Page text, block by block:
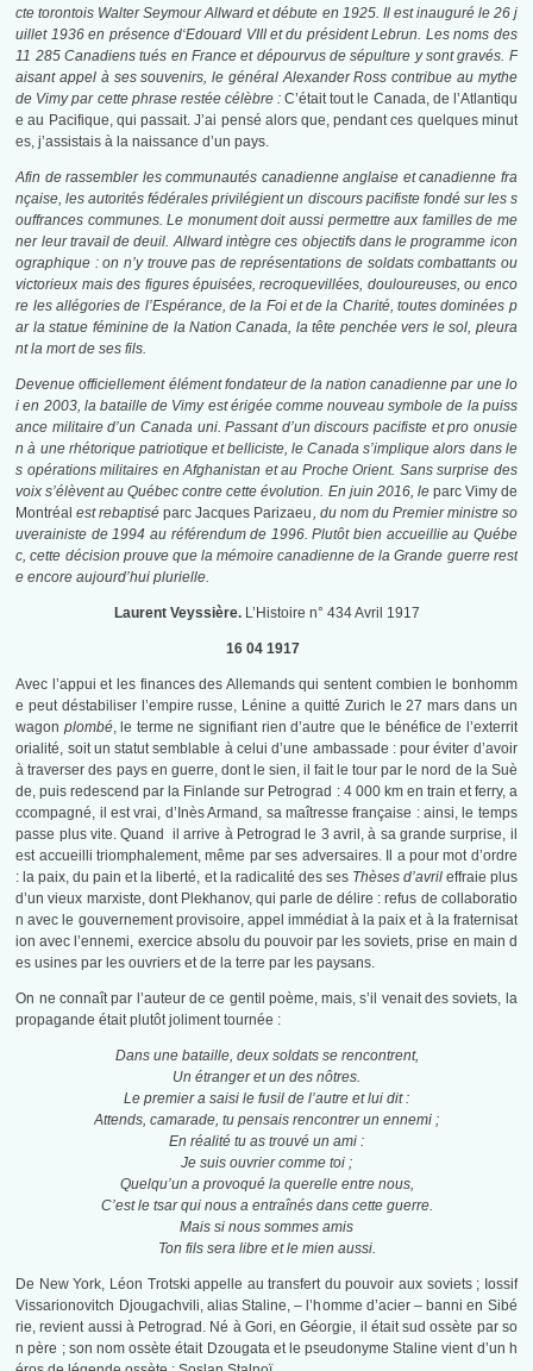
cte torontois Walter Seymour Allward et débute en 1925. Il est inauguré le 26 j
uillet 1936 en présence d‘Edouard VIII et du président Lebrun. Les noms des
11 285 Canadiens tués en France et dépourvus de sépulture y sont gravés. F
aisant appel à ses souvenirs, le général Alexander Ross contribue au mythe
de Vimy par cette phrase restée célèbre :C’était tout le Canada, de l’Atlantiqu
e au Pacifique, qui passait. J’ai pensé alors que, pendant ces quelques minut
es, j’assistais à la naissance d’un pays.
Afin de rassembler les communautés canadienne anglaise et canadienne fra
nçaise, les autorités fédérales privilégient un discours pacifiste fondé sur les s
ouffrances communes. Le monument doit aussi permettre aux familles de me
ner leur travail de deuil. Allward intègre ces objectifs dans le programme icon
ographique : on n’y trouve pas de représentations de soldats combattants ou
victorieux mais des figures épuisées, recroquevillées, douloureuses, ou enco
re les allégories de l’Espérance, de la Foi et de la Charité, toutes dominées p
ar la statue féminine de la Nation Canada, la tête penchée vers le sol, pleura
nt la mort de ses fils.
Devenue officiellement élément fondateur de la nation canadienne par une lo
i en 2003, la bataille de Vimy est érigée comme nouveau symbole de la puiss
ance militaire d’un Canada uni. Passant d’un discours pacifiste et pro onusie
n à une rhétorique patriotique et belliciste, le Canada s’implique alors dans le
s opérations militaires en Afghanistan et au Proche Orient. Sans surprise des
voix s’élèvent au Québec contre cette évolution. En juin 2016, le parc Vimy de
Montréal est rebaptiséparc Jacques Parizaeu, du nom du Premier ministre so
uverainiste de 1994 au référendum de 1996. Plutôt bien accueillie au Québe
c, cette décision prouve que la mémoire canadienne de la Grande guerre rest
e encore aujourd’hui plurielle.
Laurent Veyssière. L’Histoire n° 434 Avril 1917
16 04 1917
Avec l’appui et les finances des Allemands qui sentent combien le bonhomm
e peut déstabiliser l’empire russe, Lénine a quitté Zurich le 27 mars dans un
wagon plombé, le terme ne signifiant rien d’autre que le bénéfice de l’exterrit
orialité, soit un statut semblable à celui d’une ambassade : pour éviter d’avoir
à traverser des pays en guerre, dont le sien, il fait le tour par le nord de la Suè
de, puis redescend par la Finlande sur Petrograd : 4 000 km en train et ferry, a
ccompagné, il est vrai, d’Inès Armand, sa maîtresse française : ainsi, le temps
passe plus vite. Quand il arrive à Petrograd le 3 avril, à sa grande surprise, il
est accueilli triomphalement, même par ses adversaires. Il a pour mot d’ordre
: la paix, du pain et la liberté, et la radicalité des ses Thèses d’avrileffraie plus
d’un vieux marxiste, dont Plekhanov, qui parle de délire : refus de collaboratio
n avec le gouvernement provisoire, appel immédiat à la paix et à la fraternisat
ion avec l’ennemi, exercice absolu du pouvoir par les soviets, prise en main d
es usines par les ouvriers et de la terre par les paysans.
On ne connaît par l’auteur de ce gentil poème, mais, s’il venait des soviets, la
propagande était plutôt joliment tournée :
Dans une bataille, deux soldats se rencontrent,
Un étranger et un des nôtres.
Le premier a saisi le fusil de l’autre et lui dit :
Attends, camarade, tu pensais rencontrer un ennemi ;
En réalité tu as trouvé un ami :
Je suis ouvrier comme toi ;
Quelqu’un a provoqué la querelle entre nous,
C’est le tsar qui nous a entraînés dans cette guerre.
Mais si nous sommes amis
Ton fils sera libre et le mien aussi.
De New York, Léon Trotski appelle au transfert du pouvoir aux soviets ; Iossif
Vissarionovitch Djougachvili, alias Staline, – l’homme d’acier – banni en Sibé
rie, revient aussi à Petrograd. Né à Gori, en Géorgie, il était sud ossète par so
n père ; son nom ossète était Dzougata et le pseudonyme Staline vient d’un h